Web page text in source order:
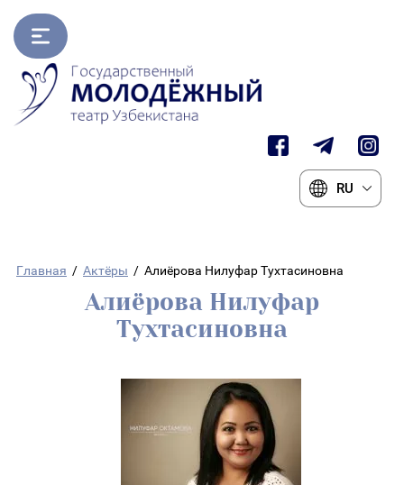
RU
Главная / Актёры / Алиёрова Нилуфар Тухтасиновна
Алиёрова Нилуфар
Тухтасиновна